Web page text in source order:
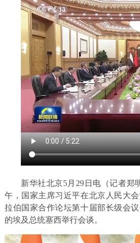
新华社北京5月29日电（记者郑
午，国家主席习近平在北京人民大
拉伯国家合作论坛第十届部长级会
的埃及总统塞西举行会谈。